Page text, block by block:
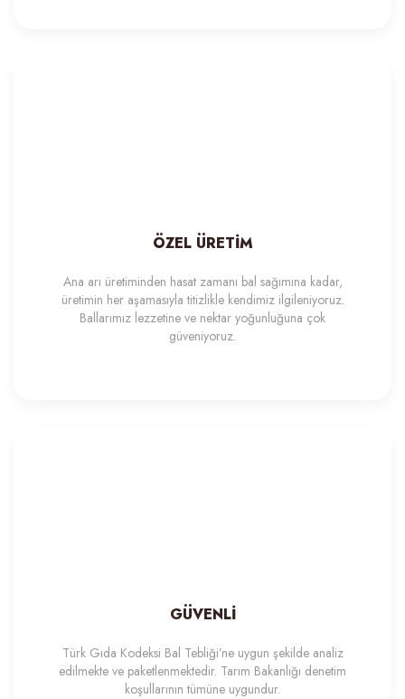
Balmumu Levha
ÖZEL ÜRETİM
Ana arı üretiminden hasat zamanı bal sağımına kadar,
üretimin her aşamasıyla titizlikle kendimiz ilgileniyoruz.
Ballarımız lezzetine ve nektar yoğunluğuna çok
güveniyoruz.
GÜVENLİ
Türk Gıda Kodeksi Bal Tebliği’ne uygun şekilde analiz
edilmekte ve paketlenmektedir. Tarım Bakanlığı denetim
koşullarının tümüne uygundur.